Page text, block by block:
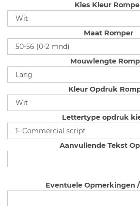
Kies Kleur
Maat Romper
Mouwlengte
Kleur Opdruk
Lettertype opdruk
Aanvullende Tekst
Eventuele Opmerkingen